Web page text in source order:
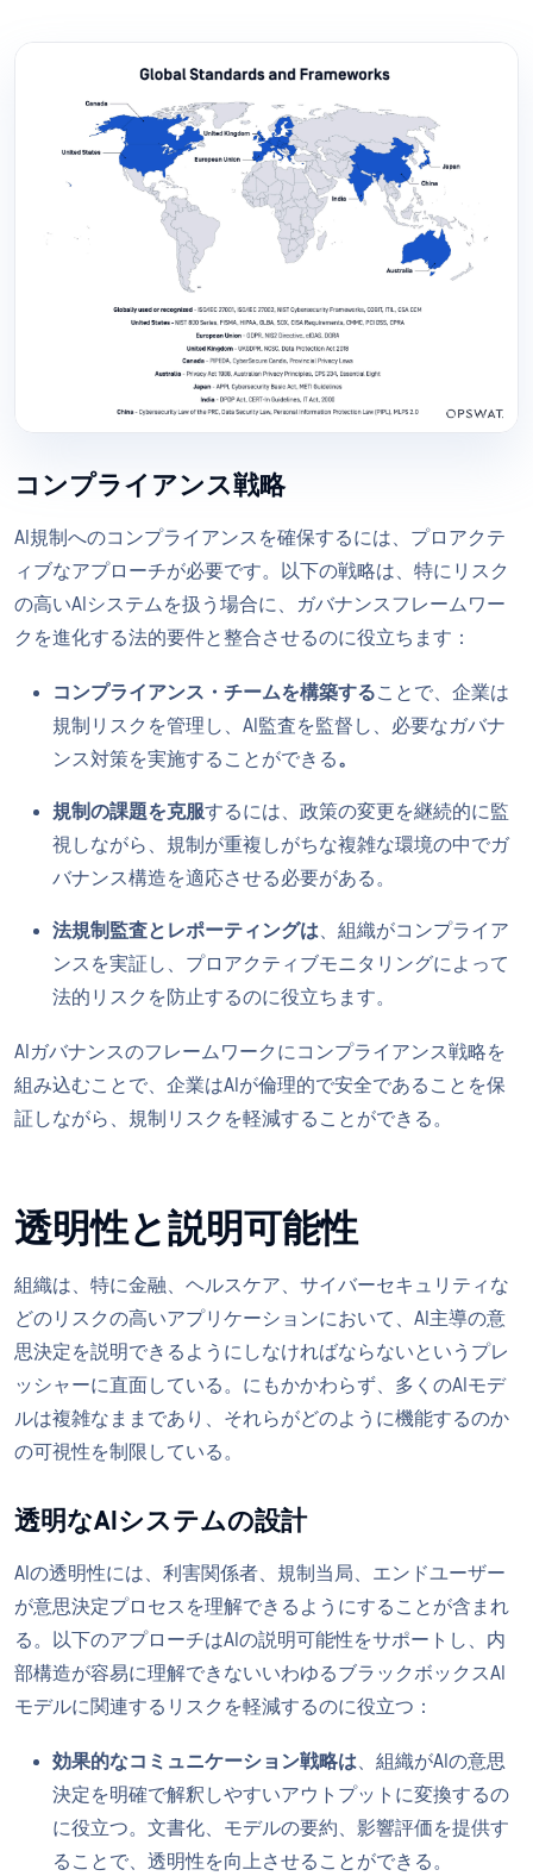
コンプライアンス戦略
AI規制へのコンプライアンスを確保するには、プロアクテ
ィブなアプローチが必要です。以下の戦略は、特にリスク
の高いAIシステムを扱う場合に、ガバナンスフレームワー
クを進化する法的要件と整合させるのに役立ちます：
コンプライアンス・チームを構築することで、企業は
規制リスクを管理し、AI監査を監督し、必要なガバナ
ンス対策を実施することができる。
規制の課題を克服するには、政策の変更を継続的に監
視しながら、規制が重複しがちな複雑な環境の中でガ
バナンス構造を適応させる必要がある。
法規制監査とレポーティングは、組織がコンプライア
ンスを実証し、プロアクティブモニタリングによって
法的リスクを防止するのに役立ちます。
AIガバナンスのフレームワークにコンプライアンス戦略を
組み込むことで、企業はAIが倫理的で安全であることを保
証しながら、規制リスクを軽減することができる。
透明性と説明可能性
組織は、特に金融、ヘルスケア、サイバーセキュリティな
どのリスクの高いアプリケーションにおいて、AI主導の意
思決定を説明できるようにしなければならないというプレ
ッシャーに直面している。にもかかわらず、多くのAIモデ
ルは複雑なままであり、それらがどのように機能するのか
の可視性を制限している。
透明なAIシステムの設計
AIの透明性には、利害関係者、規制当局、エンドユーザー
が意思決定プロセスを理解できるようにすることが含まれ
る。以下のアプローチはAIの説明可能性をサポートし、内
部構造が容易に理解できないいわゆるブラックボックスAI
モデルに関連するリスクを軽減するのに役立つ：
効果的なコミュニケーション戦略は、組織がAIの意思
決定を明確で解釈しやすいアウトプットに変換するの
に役立つ。文書化、モデルの要約、影響評価を提供す
ることで、透明性を向上させることができる。